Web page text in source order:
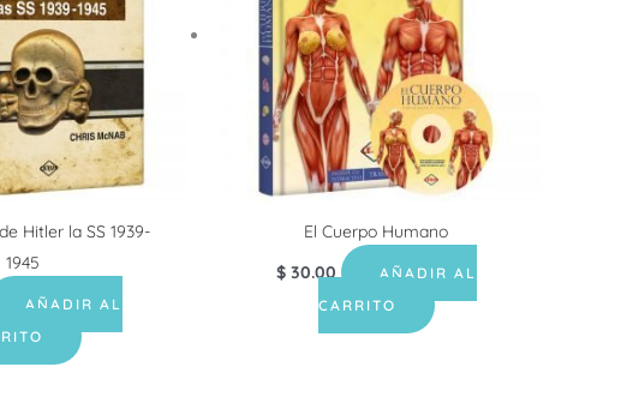
Hitler la SS 1939-
1945
AÑADIR AL
El Cuerpo Humano
$30.00
AÑADIR AL
CARRITO